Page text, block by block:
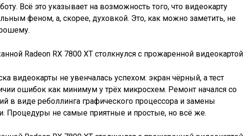
Всё это указывает на возможность того, что видеокарту
феном, а, скорее, духовкой. Это, как можно заметить, не
видеокарты не увенчалась успехом: экран чёрный, а тест
ошибок как минимум у трёх микросхем. Ремонт начался со
в виде реболлинга графического процессора и замены
Процедуры не самые приятные и простые, но всё же.